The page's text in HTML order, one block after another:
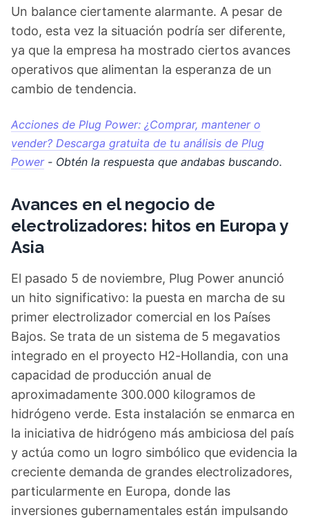
Un balance ciertamente alarmante. A pesar de
todo, esta vez la situación podría ser diferente,
ya que la empresa ha mostrado ciertos avances
operativos que alimentan la esperanza de un
cambio de tendencia.
Acciones de Plug Power: ¿Comprar, mantener o
vender? Descarga gratuita de tu análisis de Plug
Power- Obtén la respuesta que andabas buscando.
Avances en el negocio de
electrolizadores: hitos en Europa y
Asia
El pasado 5 de noviembre, Plug Power anunció
un hito significativo: la puesta en marcha de su
primer electrolizador comercial en los Países
Bajos. Se trata de un sistema de 5 megavatios
integrado en el proyecto H2-Hollandia, con una
capacidad de producción anual de
aproximadamente 300.000 kilogramos de
hidrógeno verde. Esta instalación se enmarca en
la iniciativa de hidrógeno más ambiciosa del país
y actúa como un logro simbólico que evidencia la
creciente demanda de grandes electrolizadores,
particularmente en Europa, donde las
inversiones gubernamentales están impulsando